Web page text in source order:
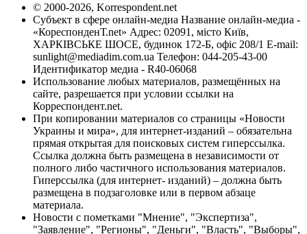
© 2000-2026, Korrespondent.net
Субъект в сфере онлайн-медиа Название онлайн-медиа -
«КореспонденТ.net» Адрес: 02091, місто Київ,
ХАРКІВСЬКЕ ШОСЕ, будинок 172-Б, офіс 208/1 E-mail:
sunlight@mediadim.com.ua Телефон: 044-205-43-00
Идентификатор медиа - R40-06068
Использование любых материалов, размещённых на
сайте, разрешается при условии ссылки на
Корреспондент.net.
При копировании материалов со страницы «Новости
Украины и мира», для интернет-изданий – обязательна
прямая открытая для поисковых систем гиперссылка.
Ссылка должна быть размещена в независимости от
полного либо частичного использования материалов.
Гиперссылка (для интернет- изданий) – должна быть
размещена в подзаголовке или в первом абзаце
материала.
Новости с пометками "Мнение", "Экспертиза",
"Заявление", "Регионы", "Деньги", "Власть", "Выборы",